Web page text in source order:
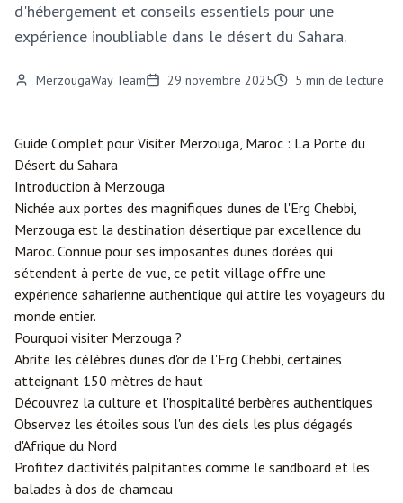
d'hébergement et conseils essentiels pour une
expérience inoubliable dans le désert du Sahara.
MerzougaWay Team 29 novembre 2025 5 min de lecture
Guide Complet pour Visiter Merzouga, Maroc : La Porte du
Désert du Sahara
Introduction à Merzouga
Nichée aux portes des magnifiques dunes de l'Erg Chebbi,
Merzouga est la destination désertique par excellence du
Maroc. Connue pour ses imposantes dunes dorées qui
s'étendent à perte de vue, ce petit village offre une
expérience saharienne authentique qui attire les voyageurs du
monde entier.
Pourquoi visiter Merzouga ?
Abrite les célèbres dunes d'or de l'Erg Chebbi, certaines
atteignant 150 mètres de haut
Découvrez la culture et l'hospitalité berbères authentiques
Observez les étoiles sous l'un des ciels les plus dégagés
d'Afrique du Nord
Profitez d'activités palpitantes comme le sandboard et les
balades à dos de chameau